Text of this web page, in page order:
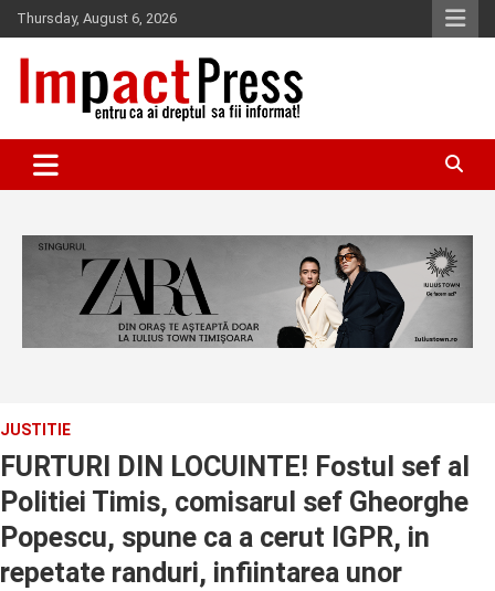
Skip
to
content
Thursday, August 6, 2026
IMPACTPRESS
JUSTITIE
FURTURI DIN LOCUINTE! Fostul sef al
Politiei Timis, comisarul sef Gheorghe
Popescu, spune ca a cerut IGPR, in
repetate randuri, infiintarea unor